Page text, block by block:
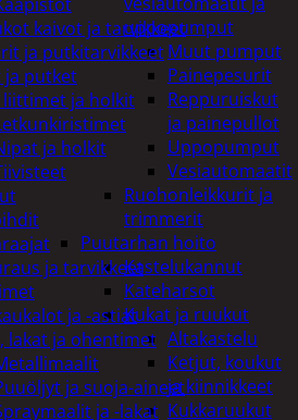
uppopumput
Muut pumput
Painepesurit
Reppuruiskut
ja painepullot
Uppopumput
Vesiautomaatit
Ruohonleikkurit ja
trimmerit
Puutarhan hoito
Kastelukannut
Kateharsot
Kukat ja ruukut
Altakastelu
Ketjut, koukut
ja kiinnikkeet
Kukkaruukut
kaivot ja tarvikkeet
ja putkitarvikkeet
ja putket
liittimet ja holkit
ja holkit
ja tarvikkeet
ja -astiat
lakat ja ohentimet
ja suoja-aineet
ja -lakat